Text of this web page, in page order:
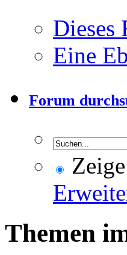
Dieses
Eine
Forum
Themen